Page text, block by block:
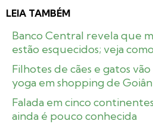
LEIA TAMBÉM
Banco Central revela que
estão esquecidos; veja
Filhotes de cães e gatos
yoga em shopping de
Falada em cinco
ainda é pouco conhecida